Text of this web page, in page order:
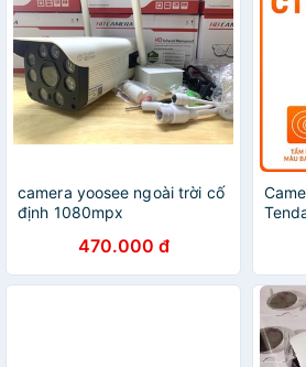
camera yoosee ngoài trời cố
định 1080mpx
470.000 đ